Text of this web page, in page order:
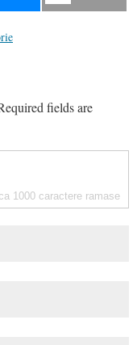
fields are
1000 caractere ramase